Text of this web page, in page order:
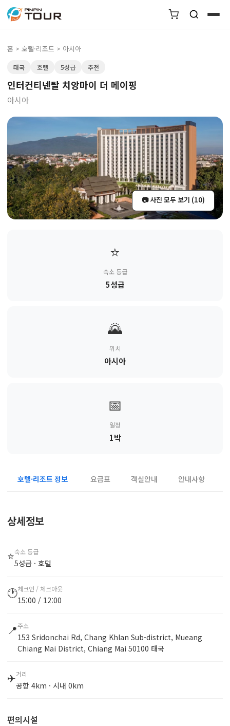
홈 > 호텔·리조트 > 아시아
태국 호텔 5성급 추천
인터컨티넨탈 치앙마이 더 메이핑
아시아
📷 사진 모두 보기 (10)
⭐
숙소 등급
5성급
🌄
위치
아시아
📅
일정
1박
호텔·리조트 정보 요금표 객실안내 안내사항
상세정보
⭐숙소 등급
5성급 · 호텔
🕐체크인 / 체크아웃
15:00 / 12:00
📍주소
153 Sridonchai Rd, Chang Khlan Sub-district, Mueang
Chiang Mai District, Chiang Mai 50100 태국
✈거리
공항 4km · 시내 0km
편의시설